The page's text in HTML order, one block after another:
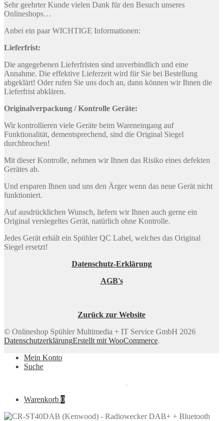
Sehr geehrter Kunde vielen Dank für den Besuch unseres
Onlineshops…
Anbei ein paar WICHTIGE Informationen:
Lieferfrist:
Die angegebenen Lieferfristen sind unverbindlich und eine
Annahme. Die effektive Lieferzeit wird für Sie bei Bestellung
abgeklärt! Oder rufen Sie uns doch an, dann können wir Ihnen die
Lieferfrist abklären.
Originalverpackung / Kontrolle Geräte:
Wir kontrollieren viele Geräte beim Wareneingang auf
Funktionalität, dementsprechend, sind die Original Siegel
durchbrochen!
Mit dieser Kontrolle, nehmen wir Ihnen das Risiko eines defekten
Gerätes ab.
Und ersparen Ihnen und uns den Ärger wenn das neue Gerät nicht
funktioniert.
Auf ausdrücklichen Wunsch, liefern wir Ihnen auch gerne ein
Original versiegeltes Gerät, natürlich ohne Kontrolle.
Jedes Gerät erhält ein Spühler QC Label, welches das Original
Siegel ersetzt!
Datenschutz-Erklärung
AGB's
Zurück zur Website
© Onlineshop Spühler Multimedia + IT Service GmbH 2026
DatenschutzerklärungErstellt mit WooCommerce.
Mein Konto
Suche
Warenkorb 0